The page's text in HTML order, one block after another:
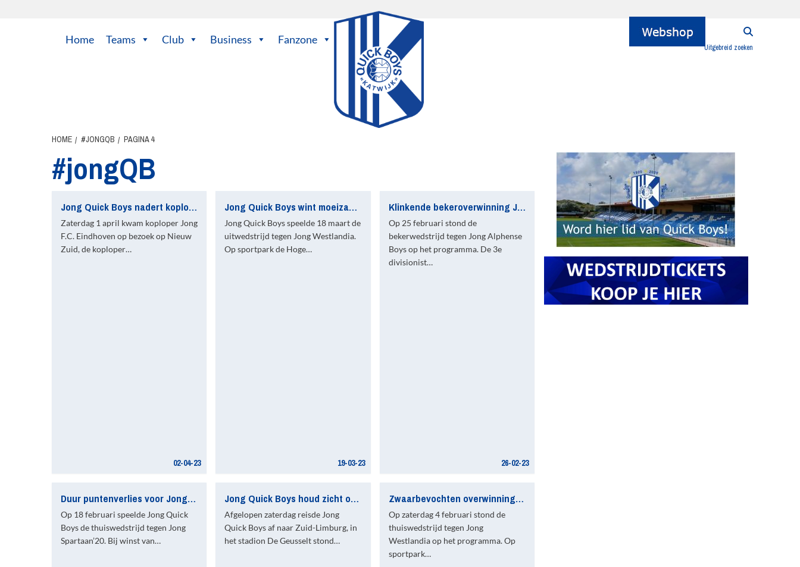
Home Teams Club Business Fanzone
Uitgebreid zoeken
HOME #JONGQB PAGINA 4
#jongQB
Jong Quick Boys nadert koploper tot 1 punt
Zaterdag 1 april kwam koploper Jong
F.C. Eindhoven op bezoek op Nieuw
Zuid, de koploper…
02-04-23
Jong Quick Boys wint moeizaam van stug Jong Westlandia
Jong Quick Boys speelde 18 maart de
uitwedstrijd tegen Jong Westlandia.
Op sportpark de Hoge…
19-03-23
Klinkende bekeroverwinning Jong Quick Boys
Op 25 februari stond de
bekerwedstrijd tegen Jong Alphense
Boys op het programma. De 3e
divisionist…
26-02-23
Duur puntenverlies voor Jong Quick Boys
Op 18 februari speelde Jong Quick
Boys de thuiswedstrijd tegen Jong
Spartaan’20. Bij winst van…
Jong Quick Boys houd zicht op de koppositie
Afgelopen zaterdag reisde Jong
Quick Boys af naar Zuid-Limburg, in
het stadion De Geusselt stond…
Zwaarbevochten overwinning Jong Quick Boys
Op zaterdag 4 februari stond de
thuiswedstrijd tegen Jong
Westlandia op het programma. Op
sportpark…